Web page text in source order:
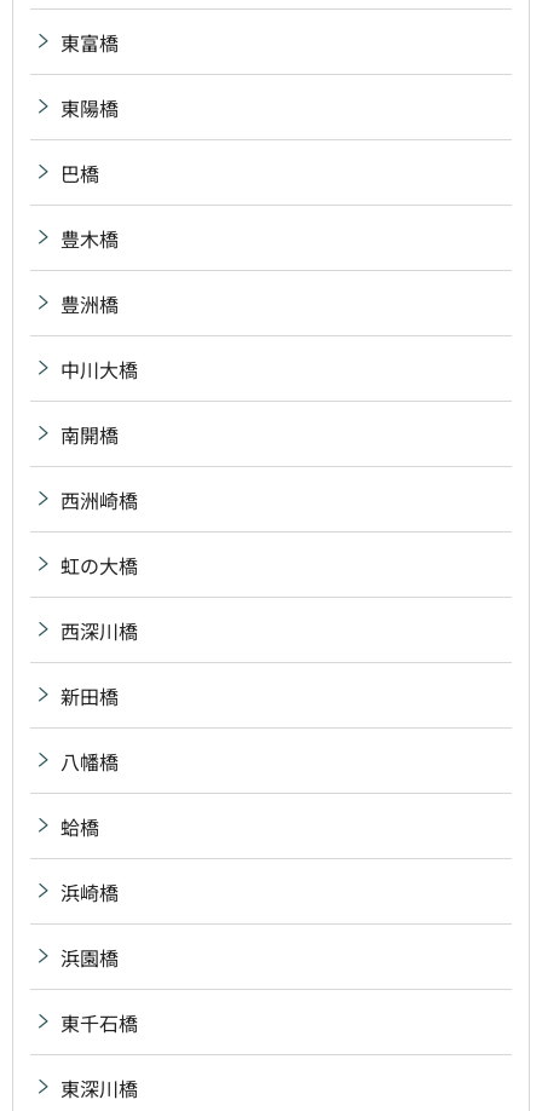
東富橋
東陽橋
巴橋
豊木橋
豊洲橋
中川大橋
南開橋
西洲崎橋
虹の大橋
西深川橋
新田橋
八幡橋
蛤橋
浜崎橋
浜園橋
東千石橋
東深川橋